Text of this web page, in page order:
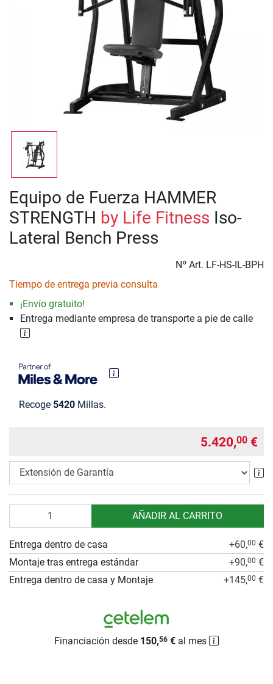
Equipo de Fuerza HAMMER
STRENGTH by Life Fitness Iso-
Lateral Bench Press
Nº Art. LF-HS-IL-BPH
Tiempo de entrega previa consulta
¡Envío gratuito!
Entrega mediante empresa de transporte a pie de calle
Recoge 5420 Millas.
5.420,00 €
AÑADIR AL CARRITO
Entrega dentro de casa +60,00 €
Montaje tras entrega estándar
+90,00 €
Entrega dentro de casa y Montaje
+145,00 €
Financiación desde 150,56 € al mes